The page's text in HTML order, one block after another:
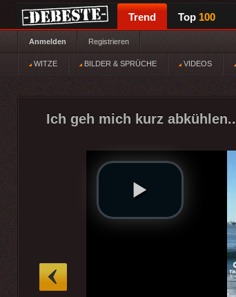
Trend Top 100
Anmelden Registrieren
WITZE BILDER & SPRÜCHE VIDEOS
Ich geh mich kurz abkühlen..